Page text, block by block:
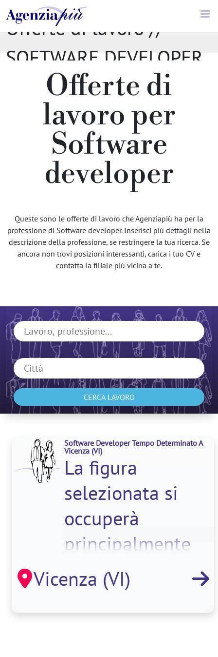
Offerte di lavoro //
SOFTWARE DEVELOPER
Offerte di
lavoro per
Software
developer
Queste sono le offerte di lavoro che Agenziapiù ha per la
professione di Software developer. Inserisci più dettagli nella
descrizione della professione, se restringere la tua ricerca. Se
ancora non trovi posizioni interessanti, carica i tuo CV e
contatta la filiale più vicina a te.
CERCA LAVORO
Software Developer Tempo Determinato A
Vicenza (VI)
La figura
selezionata si
occuperà
principalmente
delle seg
Vicenza (VI)